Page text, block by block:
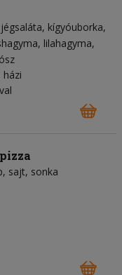
jégsaláta kígyóuborka
lilahagyma
házi
sajt sonka